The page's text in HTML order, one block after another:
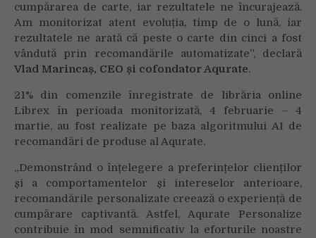
cumpărarea de carte, iar rezultatele ne încurajează.
Am monitorizat atent evoluția, timp de o lună, iar
rezultatele ne arată că peste o carte din cinci a fost
vândută prin recomandările automatizate”, declară
Vlad Marincaș, CEO și cofondator Aqurate.
21% din comenzile înregistrate de librăria online
Librex în perioada monitorizată, 4 februarie – 4
martie, au fost realizate pe baza algoritmului AI de
recomandări de produse al Aqurate.
„Demonstrând o înțelegere a preferințelor clienților
și a comportamentelor și intereselor anterioare,
recomandările personalizate creează o experiență de
cumpărare captivantă. Astfel, Aqurate Personalize
contribuie în mod semnificativ la eforturile noastre